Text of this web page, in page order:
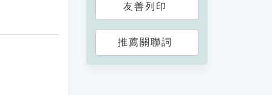
友善列印
推薦關聯詞